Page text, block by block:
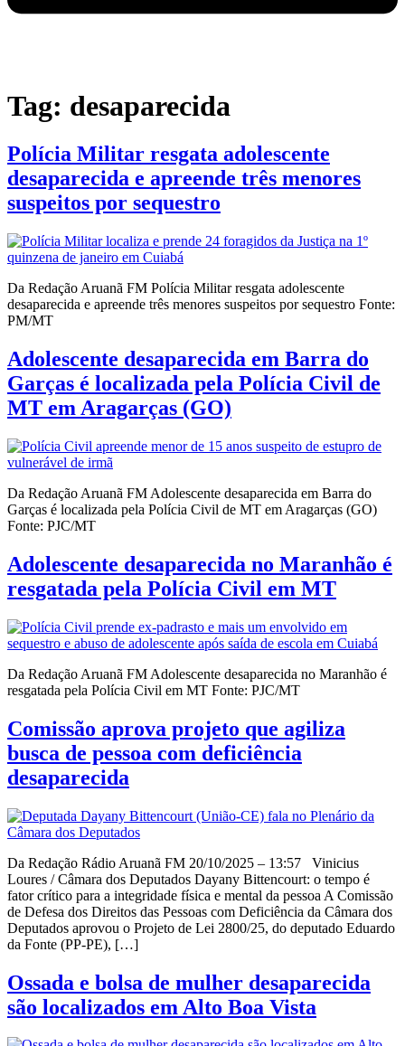
Tag: desaparecida
Polícia Militar resgata adolescente
desaparecida e apreende três menores
suspeitos por sequestro
Da Redação Aruanã FM Polícia Militar resgata adolescente
desaparecida e apreende três menores suspeitos por sequestro Fonte:
PM/MT
Adolescente desaparecida em Barra do
Garças é localizada pela Polícia Civil de
MT em Aragarças (GO)
Da Redação Aruanã FM Adolescente desaparecida em Barra do
Garças é localizada pela Polícia Civil de MT em Aragarças (GO)
Fonte: PJC/MT
Adolescente desaparecida no Maranhão é
resgatada pela Polícia Civil em MT
Da Redação Aruanã FM Adolescente desaparecida no Maranhão é
resgatada pela Polícia Civil em MT Fonte: PJC/MT
Comissão aprova projeto que agiliza
busca de pessoa com deficiência
desaparecida
Da Redação Rádio Aruanã FM 20/10/2025 – 13:57 Vinicius
Loures / Câmara dos Deputados Dayany Bittencourt: o tempo é
fator crítico para a integridade física e mental da pessoa A Comissão
de Defesa dos Direitos das Pessoas com Deficiência da Câmara dos
Deputados aprovou o Projeto de Lei 2800/25, do deputado Eduardo
da Fonte (PP-PE), […]
Ossada e bolsa de mulher desaparecida
são localizados em Alto Boa Vista